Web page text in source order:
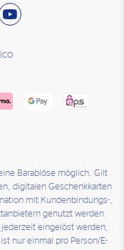
Barablöse möglich. Gilt
digitalen Geschenkkarten
mit Kundenbindungs-,
genutzt werden.
eingelöst werden,
nur einmal pro Person/E-